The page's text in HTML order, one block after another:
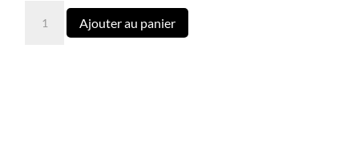
quantité
Ajouter au panier